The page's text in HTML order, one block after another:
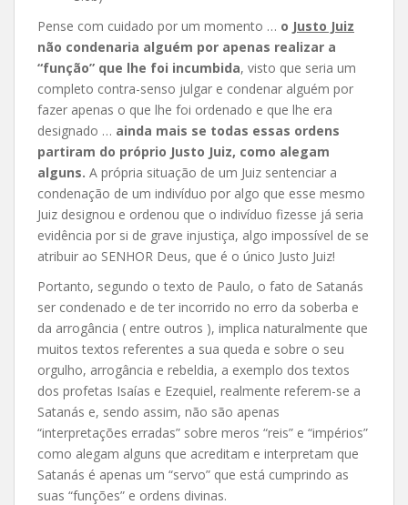
Pense com cuidado por um momento … o Justo Juiz
não condenaria alguém por apenas realizar a
“função” que lhe foi incumbida, visto que seria um
completo contra-senso julgar e condenar alguém por
fazer apenas o que lhe foi ordenado e que lhe era
designado … ainda mais se todas essas ordens
partiram do próprio Justo Juiz, como alegam
alguns. A própria situação de um Juiz sentenciar a
condenação de um indivíduo por algo que esse mesmo
Juiz designou e ordenou que o indivíduo fizesse já seria
evidência por si de grave injustiça, algo impossível de se
atribuir ao SENHOR Deus, que é o único Justo Juiz!
Portanto, segundo o texto de Paulo, o fato de Satanás
ser condenado e de ter incorrido no erro da soberba e
da arrogância ( entre outros ), implica naturalmente que
muitos textos referentes a sua queda e sobre o seu
orgulho, arrogância e rebeldia, a exemplo dos textos
dos profetas Isaías e Ezequiel, realmente referem-se a
Satanás e, sendo assim, não são apenas
“interpretações erradas” sobre meros “reis” e “impérios”
como alegam alguns que acreditam e interpretam que
Satanás é apenas um “servo” que está cumprindo as
suas “funções” e ordens divinas.